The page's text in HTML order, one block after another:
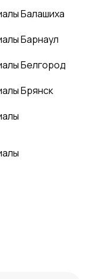
Балашиха
Барнаул
Белгород
Брянск